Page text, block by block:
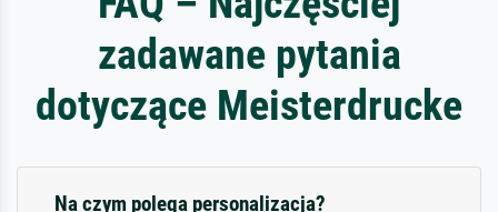
zadawane pytania
dotyczące Meisterdrucke
Na czym polega personalizacja?